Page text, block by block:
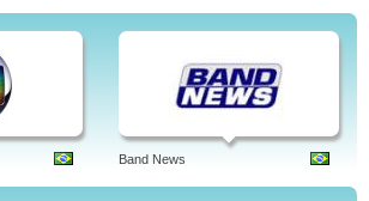
Band News